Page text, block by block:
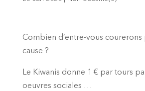
Combien d’entre-vous
cause ?
Le Kiwanis donne 1 € par tours
oeuvres sociales …